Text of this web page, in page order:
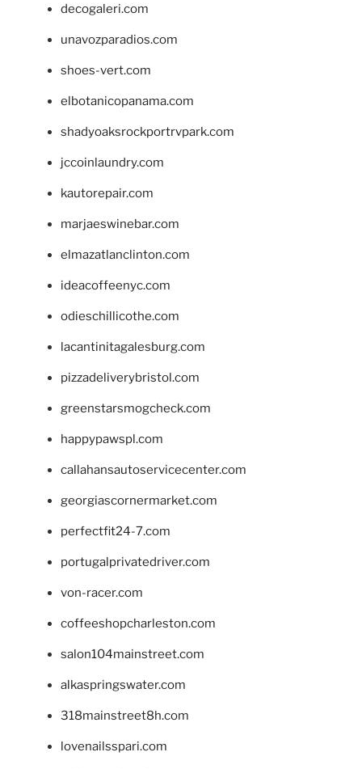
decogaleri.com
unavozparadios.com
shoes-vert.com
elbotanicopanama.com
shadyoaksrockportrvpark.com
jccoinlaundry.com
kautorepair.com
marjaeswinebar.com
elmazatlanclinton.com
ideacoffeenyc.com
odieschillicothe.com
lacantinitagalesburg.com
pizzadeliverybristol.com
greenstarsmogcheck.com
happypawspl.com
callahansautoservicecenter.com
georgiascornermarket.com
perfectfit24-7.com
portugalprivatedriver.com
von-racer.com
coffeeshopcharleston.com
salon104mainstreet.com
alkaspringswater.com
318mainstreet8h.com
lovenailsspari.com